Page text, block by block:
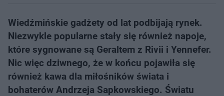
Wiedźmińskie gadżety od lat podbijają rynek.
Niezwykle popularne stały się również napoje,
które sygnowane są Geraltem z Rivii i Yennefer.
Nic więc dziwnego, że w końcu pojawiła się
również kawa dla miłośników świata i
bohaterów Andrzeja Sapkowskiego. Światu